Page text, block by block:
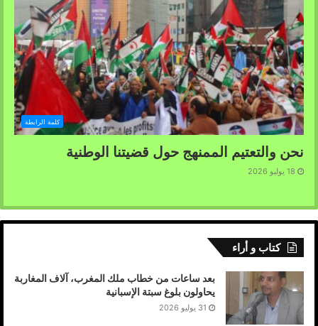
كلمة الرابطة
نحن والتعتيم الممنهج حول قضيتنا الوطنية
18 يوليو 2026
كتاب و أراء
بعد ساعات من خطاب ملك المغرب، آلاف المغاربة
يحاولون بلوغ سبتة الإسبانية
31 يوليو 2026